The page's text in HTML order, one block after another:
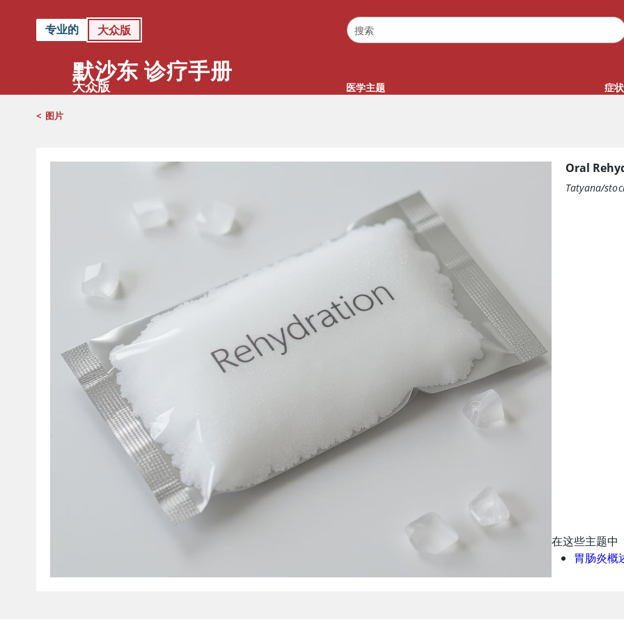
专业的 大众版
默沙东 诊疗手册
大众版 医学主题 症状
< 图片
Oral
Tatyana/
在这些主题中
胃肠炎概